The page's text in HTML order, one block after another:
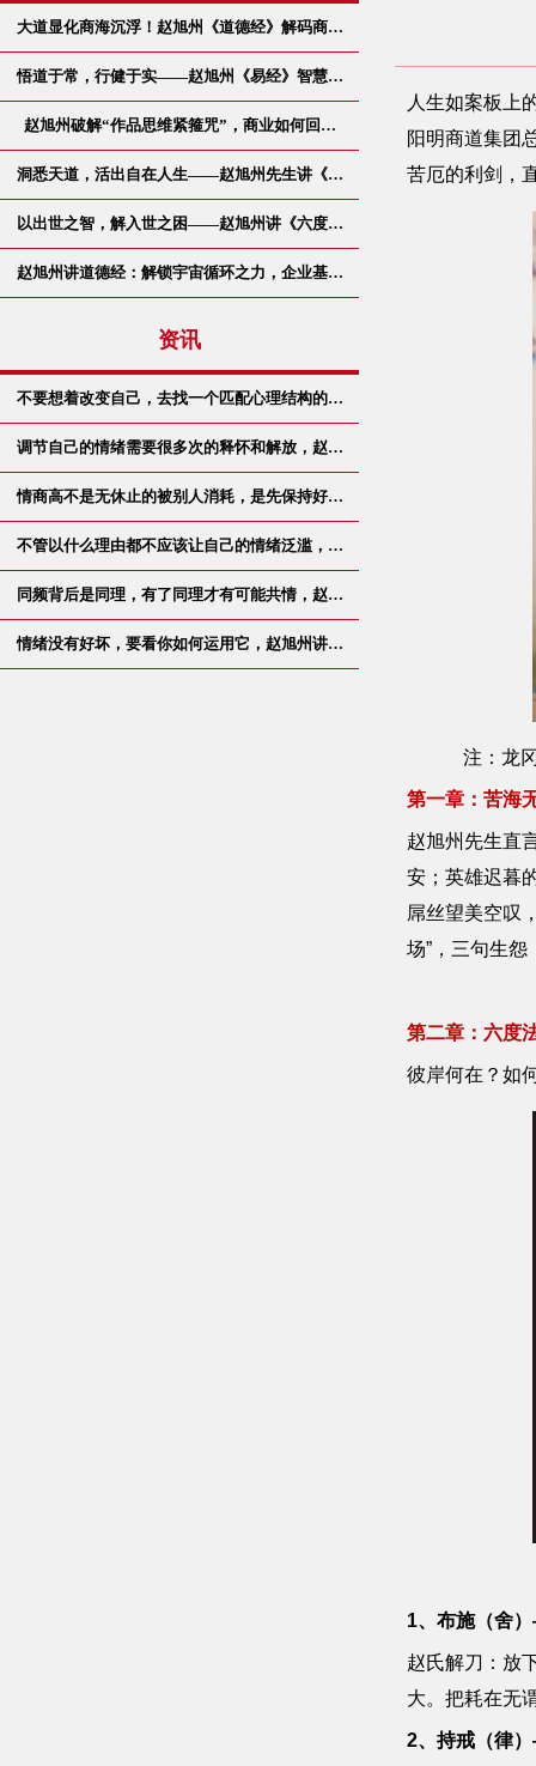
大道显化商海沉浮！赵旭州《道德经》解码商…
悟道于常，行健于实——赵旭州《易经》智慧…
赵旭州破解“作品思维紧箍咒”，商业如何回…
洞悉天道，活出自在人生——赵旭州先生讲《…
以出世之智，解入世之困——赵旭州讲《六度…
赵旭州讲道德经：解锁宇宙循环之力，企业基…
资讯
不要想着改变自己，去找一个匹配心理结构的…
调节自己的情绪需要很多次的释怀和解放，赵…
情商高不是无休止的被别人消耗，是先保持好…
不管以什么理由都不应该让自己的情绪泛滥，…
同频背后是同理，有了同理才有可能共情，赵…
情绪没有好坏，要看你如何运用它，赵旭州讲…
人生如案板上
阳明商道集团
苦厄的利剑，
注：龙
第一章：苦海
赵旭州先生直
安；英雄迟暮
屌丝望美空叹
场”，三句生
第二章：六度
彼岸何在？如
1、布施（舍
赵氏解刀：放
大。把耗在无
2、持戒（律